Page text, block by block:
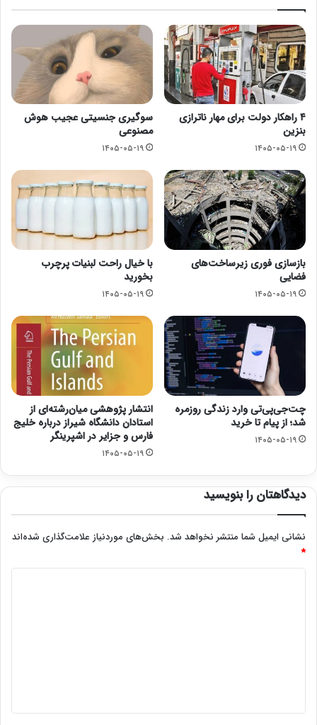
۴ راهکار دولت برای مهار ناترازی
بنزین
۱۴۰۵-۰۵-۱۹
سوگیری جنسیتی عجیب هوش
مصنوعی
۱۴۰۵-۰۵-۱۹
بازسازی فوری زیرساخت‌های
فضایی
۱۴۰۵-۰۵-۱۹
با خیال راحت لبنیات پرچرب
بخورید
۱۴۰۵-۰۵-۱۹
چت‌جی‌پی‌تی وارد زندگی روزمره
شد؛ از پیام تا خرید
۱۴۰۵-۰۵-۱۹
انتشار پژوهشی میان‌رشته‌ای از
استادان دانشگاه شیراز درباره خلیج
فارس و جزایر در اشپرینگر
۱۴۰۵-۰۵-۱۹
دیدگاهتان را بنویسید
نشانی ایمیل شما منتشر نخواهد شد. بخش‌های موردنیاز علامت‌گذاری شده‌اند
*